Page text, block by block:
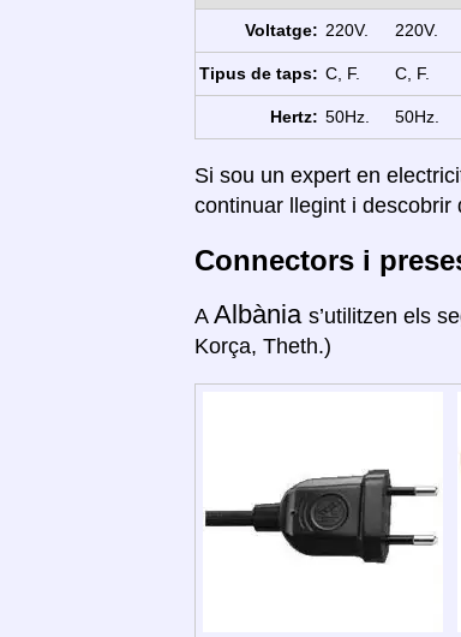
Voltatge: 220V. 220V.
Tipus de taps: C, F. C, F.
Hertz: 50Hz. 50Hz.
Si sou un expert en
continuar llegint i descobrir
Connectors i
A Albània s’utilitzen els
Korça, Theth.)